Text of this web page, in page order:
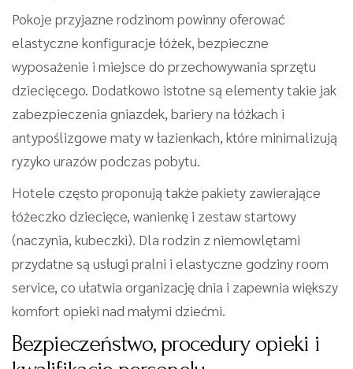
Pokoje przyjazne rodzinom powinny oferować
elastyczne konfiguracje łóżek, bezpieczne
wyposażenie i miejsce do przechowywania sprzętu
dziecięcego. Dodatkowo istotne są elementy takie jak
zabezpieczenia gniazdek, bariery na łóżkach i
antypoślizgowe maty w łazienkach, które minimalizują
ryzyko urazów podczas pobytu.
Hotele często proponują także pakiety zawierające
łóżeczko dziecięce, wanienkę i zestaw startowy
(naczynia, kubeczki). Dla rodzin z niemowlętami
przydatne są usługi pralni i elastyczne godziny room
service, co ułatwia organizację dnia i zapewnia większy
komfort opieki nad małymi dziećmi.
Bezpieczeństwo, procedury opieki i